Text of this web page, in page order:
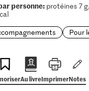
personne:protéines 7
Pour
Au livreImprimerNotes